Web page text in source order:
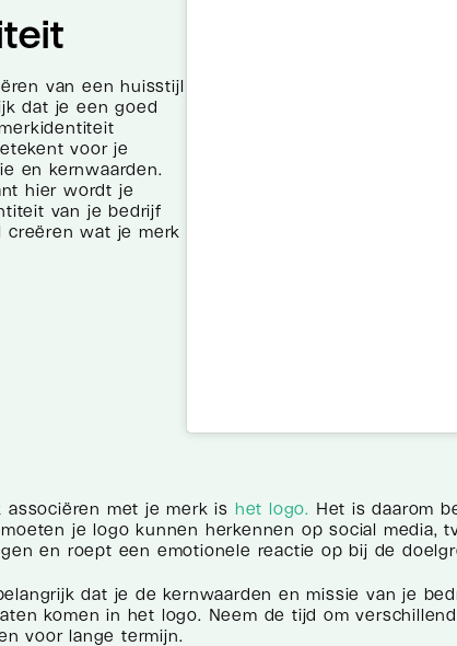
van een huisstijl
dat je een goed
voor je
en kernwaarden.
hier wordt je
van je bedrijf
creëren wat je merk
met je merk is het logo. Het is daarom
je logo kunnen herkennen op social media,
en roept een emotionele reactie op bij de
dat je de kernwaarden en missie van je
komen in het logo. Neem de tijd om
voor lange termijn.